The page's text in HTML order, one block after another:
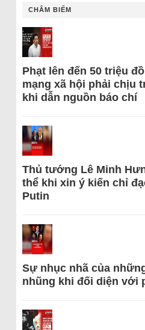
CHÂM BIẾM
Phạt lên đến 50 triệu
mạng xã hội phải chịu
khi dẫn nguồn báo chí
Thủ tướng Lê Minh
thể khi xin ý kiến chỉ
Putin
Sự nhục nhã của
nhũng khi đối diện với